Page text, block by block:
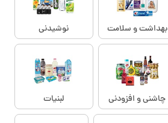
بهداشت و سلامت نوشیدنی
چاشنی و افزودنی لبنیات